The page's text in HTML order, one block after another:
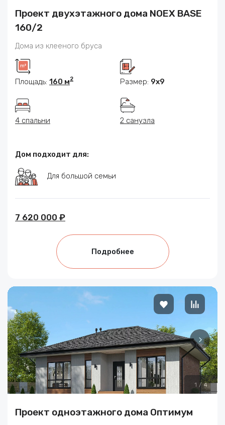
Проект двухэтажного дома NOEX BASE
160/2
Дома из клееного бруса
Площадь: 160 м2 Размер: 9x9
4 спальни 2 санузла
Дом подходит для:
Для большой семьи
7 620 000 ₽
Подробнее
1 / 4
Проект одноэтажного дома Оптимум